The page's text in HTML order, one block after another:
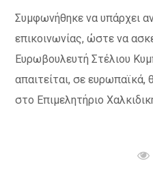
Συμφωνήθηκε να υπάρχει
επικοινωνίας, ώστε να
Ευρωβουλευτή Στέλιου
απαιτείται, σε ευρωπαϊκά,
στο Επιμελητήριο